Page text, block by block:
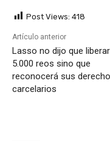
Post Views: 418
Artículo anterior
Lasso no dijo que
5.000 reos sino que
reconocerá sus
carcelarios